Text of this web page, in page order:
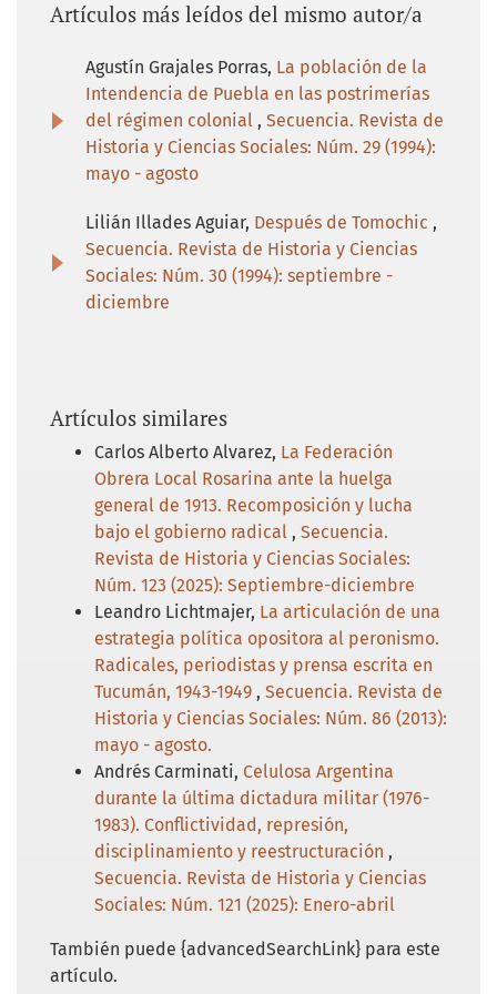
Artículos más leídos del mismo autor/a
Agustín Grajales Porras, La población de la
Intendencia de Puebla en las postrimerías
del régimen colonial , Secuencia. Revista de
Historia y Ciencias Sociales: Núm. 29 (1994):
mayo - agosto
Lilián Illades Aguiar, Después de Tomochic ,
Secuencia. Revista de Historia y Ciencias
Sociales: Núm. 30 (1994): septiembre -
diciembre
Artículos similares
Carlos Alberto Alvarez, La Federación
Obrera Local Rosarina ante la huelga
general de 1913. Recomposición y lucha
bajo el gobierno radical , Secuencia.
Revista de Historia y Ciencias Sociales:
Núm. 123 (2025): Septiembre-diciembre
Leandro Lichtmajer, La articulación de una
estrategia política opositora al peronismo.
Radicales, periodistas y prensa escrita en
Tucumán, 1943-1949 , Secuencia. Revista de
Historia y Ciencias Sociales: Núm. 86 (2013):
mayo - agosto.
Andrés Carminati, Celulosa Argentina
durante la última dictadura militar (1976-
1983). Conflictividad, represión,
disciplinamiento y reestructuración ,
Secuencia. Revista de Historia y Ciencias
Sociales: Núm. 121 (2025): Enero-abril
También puede {advancedSearchLink} para este
artículo.